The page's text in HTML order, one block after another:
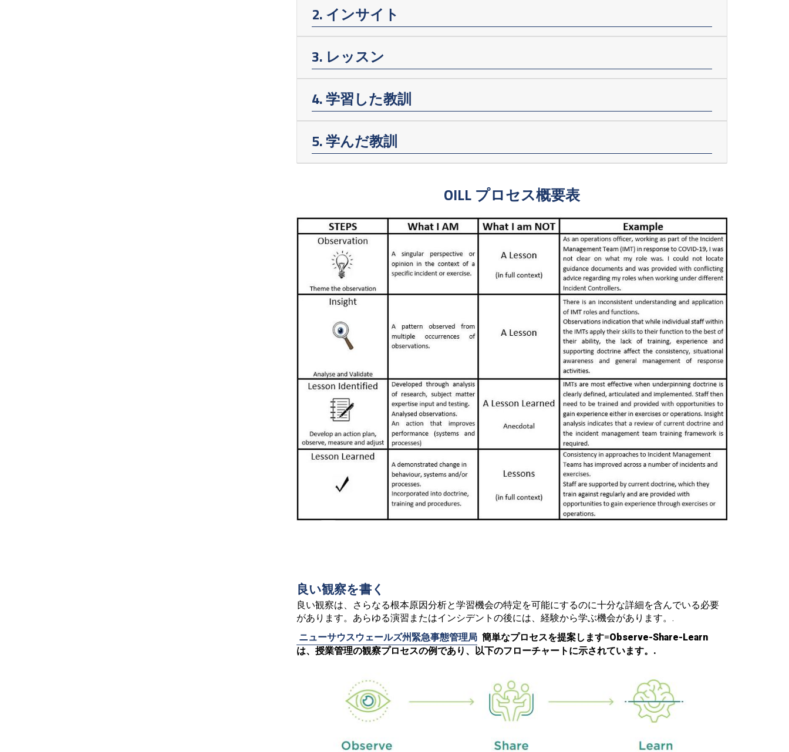
2. インサイト
3. レッスン
4. 学習した教訓
5. 学んだ教訓
OILL プロセス概要表
良い観察を書く
良い観察は、さらなる根本原因分析と学習機会の特定を可能にするのに十分な詳細を含んでいる必要
があります。あらゆる演習またはインシデントの後には、経験から学ぶ機会があります。.
ニューサウスウェールズ州緊急事態管理局 簡単なプロセスを提案します=Observe-Share-Learn
は、授業管理の観察プロセスの例であり、以下のフローチャートに示されています。.